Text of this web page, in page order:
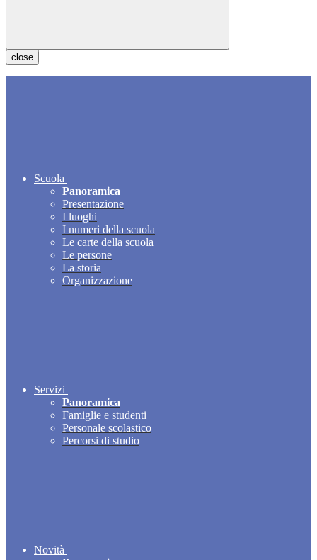
close
Scuola
Panoramica
Presentazione
I luoghi
I numeri della scuola
Le carte della scuola
Le persone
La storia
Organizzazione
Servizi
Panoramica
Famiglie e studenti
Personale scolastico
Percorsi di studio
Novità